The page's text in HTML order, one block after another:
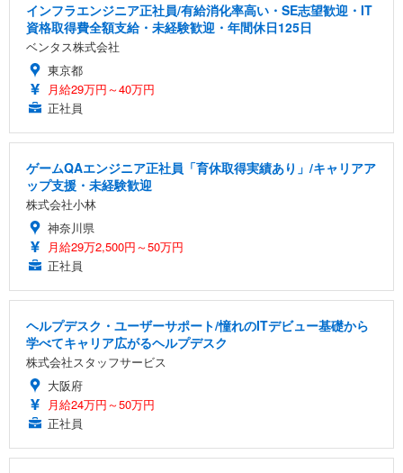
インフラエンジニア正社員/有給消化率高い・SE志望歓迎・IT
資格取得費全額支給・未経験歓迎・年間休日125日
ベンタス株式会社
東京都
月給29万円～40万円
正社員
ゲームQAエンジニア正社員「育休取得実績あり」/キャリアア
ップ支援・未経験歓迎
株式会社小林
神奈川県
月給29万2,500円～50万円
正社員
ヘルプデスク・ユーザーサポート/憧れのITデビュー基礎から
学べてキャリア広がるヘルプデスク
株式会社スタッフサービス
大阪府
月給24万円～50万円
正社員